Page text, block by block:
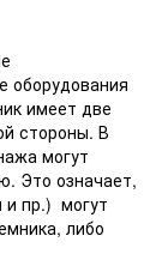
оборудования
имеет две
стороны. В
могут
Это означает,
и пр.) могут
либо